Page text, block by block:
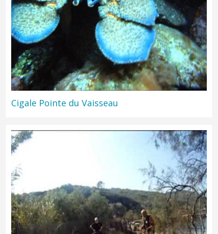
Cigale Pointe du Vaisseau